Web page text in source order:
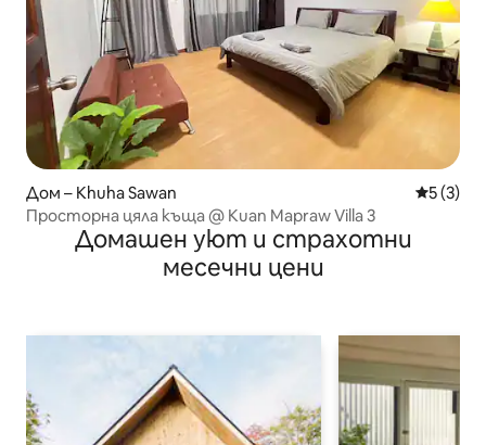
Дом – Khuha Sawan Средна
5 (3)
Просторна цяла къща @ Kuan Mapraw Villa 3
Домашен уют и страхотни
месечни цени